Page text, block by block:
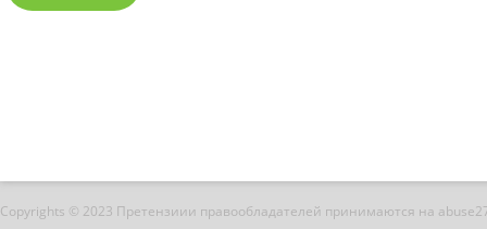
Copyrights © 2023 Претензиии правообладателей принимаются на